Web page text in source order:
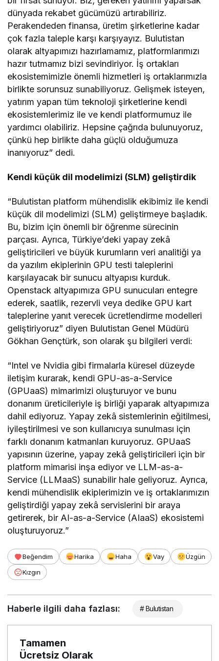
dünyada rekabet gücümüzü artırabiliriz.
Perakendeden finansa, üretim şirketlerine kadar
çok fazla taleple karşı karşıyayız. Bulutistan
olarak altyapımızı hazırlamamız, platformlarımızı
hazır tutmamız bizi sevindiriyor. İş ortakları
ekosistemimizle önemli hizmetleri iş ortaklarımızla
birlikte sorunsuz sunabiliyoruz. Gelişmek isteyen,
yatırım yapan tüm teknoloji şirketlerine kendi
ekosistemlerimiz ile ve kendi platformumuz ile
yardımcı olabiliriz. Hepsine çağrıda bulunuyoruz,
çünkü hep birlikte daha güçlü olduğumuza
inanıyoruz” dedi.
Kendi küçük dil modelimizi (SLM) geliştirdik
“Bulutistan platform mühendislik ekibimiz ile kendi
küçük dil modelimizi (SLM) geliştirmeye başladık.
Bu, bizim için önemli bir öğrenme sürecinin
parçası. Ayrıca, Türkiye’deki yapay zekâ
geliştiricileri ve büyük kurumların veri analitiği ya
da yazılım ekiplerinin GPU testi taleplerini
karşılayacak bir sunucu altyapısı kurduk.
Openstack altyapımıza GPU sunucuları entegre
ederek, saatlik, rezervli veya dedike GPU kart
taleplerine yanıt verecek ücretlendirme modelleri
geliştiriyoruz” diyen Bulutistan Genel Müdürü
Gökhan Gençtürk, son olarak şu bilgileri verdi:
“Intel ve Nvidia gibi firmalarla küresel düzeyde
iletişim kurarak, kendi GPU-as-a-Service
(GPUaaS) mimarimizi oluşturuyor ve bunu
donanım üreticileriyle iş birliği yaparak altyapımıza
dahil ediyoruz. Yapay zekâ sistemlerinin eğitilmesi,
iyileştirilmesi ve son kullanıcıya sunulması için
farklı donanım katmanları kuruyoruz. GPUaaS
yapısının üzerine, yapay zekâ geliştiricileri için bir
platform mimarisi inşa ediyor ve LLM-as-a-
Service (LLMaaS) sunabilir hale geliyoruz. Ayrıca,
kendi mühendislik ekiplerimizin ve iş ortaklarımızın
geliştirdiği yapay zekâ servislerini bir araya
getirerek, bir AI-as-a-Service (AIaaS) ekosistemi
oluşturuyoruz.”
Beğendim Harika Haha Vay
Üzgün
Kızgın
Haberle ilgili daha fazlası: # Bulutistan
Tamamen
Ücretsiz Olarak